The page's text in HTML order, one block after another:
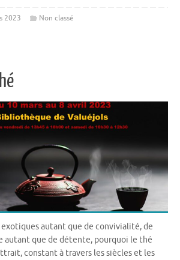
2023 Non classé
exotiques autant que de convivialité, de
autant que de détente, pourquoi le thé
constant à travers les siècles et les